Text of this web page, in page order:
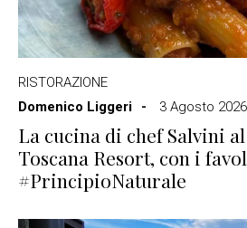
RISTORAZIONE
Domenico Liggeri
3 Agosto 2026
La cucina di chef Salvini
Toscana Resort, con i
#PrincipioNaturale